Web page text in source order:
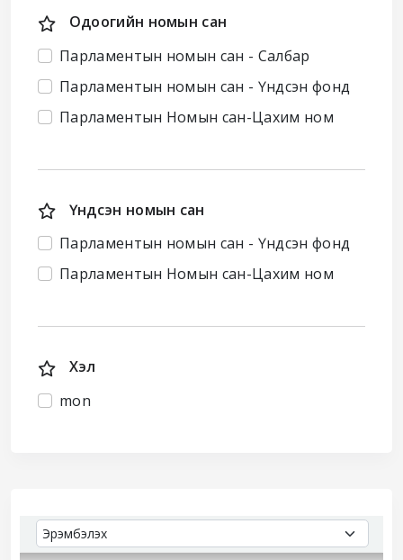
Одоогийн номын сан
Парламентын номын сан - Салбар
Парламентын номын сан - Үндсэн фонд
Парламентын Номын сан-Цахим ном
Үндсэн номын сан
Парламентын номын сан - Үндсэн фонд
Парламентын Номын сан-Цахим ном
Хэл
mon
Sort
Sort by: